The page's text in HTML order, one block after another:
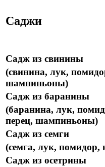
Саджи
Садж из свинины
(свинина, лук,
шампиньоны)
Садж из баранины
(баранина, лук,
перец, шампиньоны)
Садж из семги
(семга, лук, помидор,
Садж из осетрины